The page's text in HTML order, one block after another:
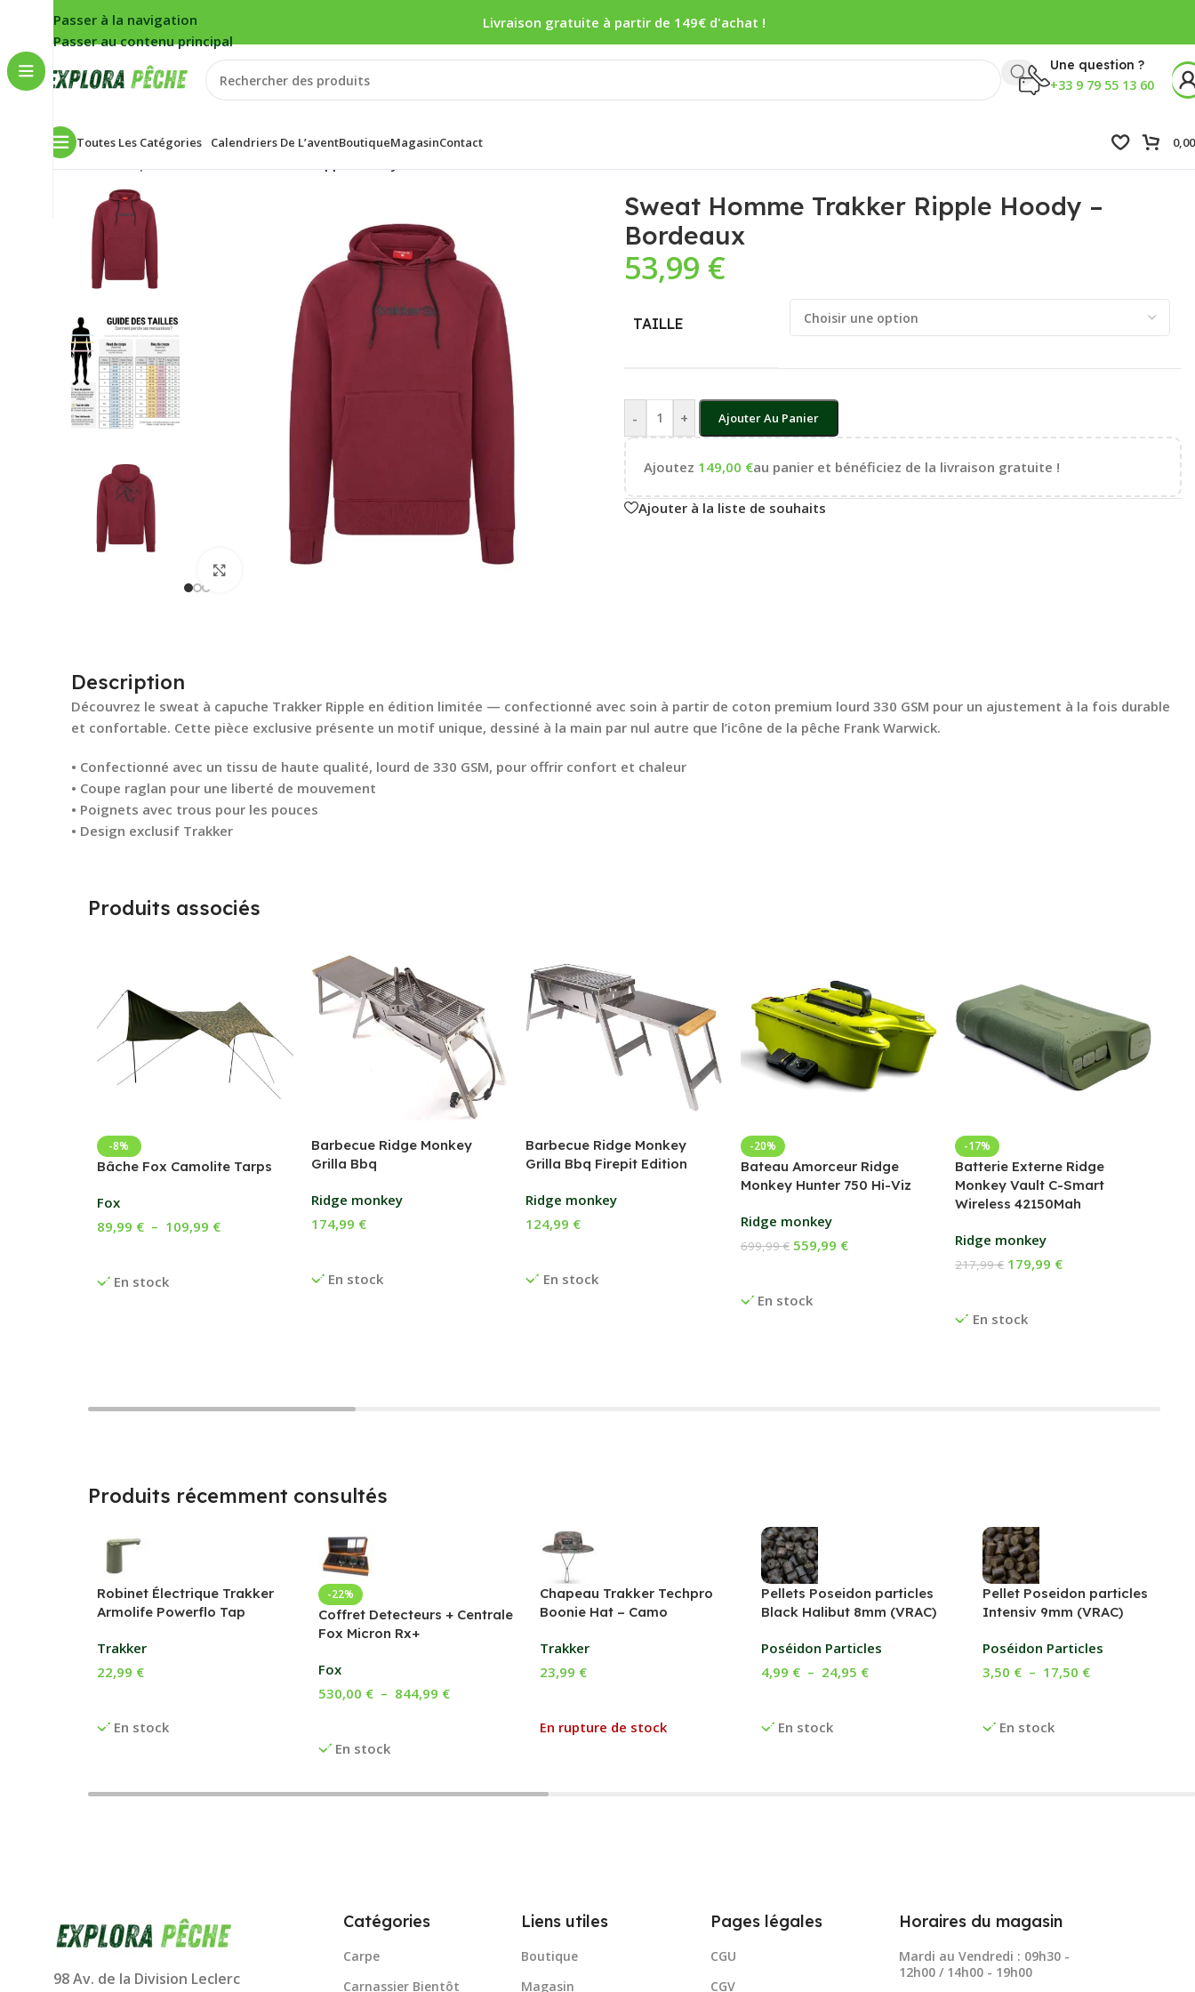
Passer à la navigation
Passer au contenu principal
Livraison gratuite à partir de 149€ d'achat !
Une question ?
+33 9 79 55 13 60
Toutes Les Catégories Calendriers De L’aventBoutiqueMagasinContact
Accueil
Cliquez pour agrandir
Sweat Homme Trakker Ripple Hoody –
Bordeaux
53,99 €
TAILLE
- + Ajouter Au Panier
Ajoutez 149,00 €au panier et bénéficiez de la livraison gratuite !
Ajouter à la liste de souhaits
Description
Découvrez le sweat à capuche Trakker Ripple en édition limitée — confectionné avec soin à partir de coton premium lourd 330 GSM pour un ajustement à la fois durable
et confortable. Cette pièce exclusive présente un motif unique, dessiné à la main par nul autre que l’icône de la pêche Frank Warwick.
• Confectionné avec un tissu de haute qualité, lourd de 330 GSM, pour offrir confort et chaleur
• Coupe raglan pour une liberté de mouvement
• Poignets avec trous pour les pouces
• Design exclusif Trakker
Produits associés
-8%
Bâche Fox Camolite Tarps
Fox
En stock
89,99 € – 109,99 €
Barbecue Ridge Monkey
Grilla Bbq
Ridge monkey
En stock
174,99 €
Barbecue Ridge Monkey
Grilla Bbq Firepit Edition
Ridge monkey
En stock
124,99 €
-20%
Bateau Amorceur Ridge
Monkey Hunter 750 Hi-Viz
Ridge monkey
En stock
699,99€ 559,99 €
-17%
Batterie Externe Ridge
Monkey Vault C-Smart
Wireless 42150Mah
Ridge monkey
En stock
217,99€ 179,99 €
Produits récemment consultés
Robinet Électrique Trakker
Armolife Powerflo Tap
Trakker
En stock
22,99 €
-22%
Coffret Detecteurs + Centrale
Fox Micron Rx+
Fox
En stock
530,00 € – 844,99 €
Chapeau Trakker Techpro
Boonie Hat – Camo
Trakker
En rupture de stock
23,99 €
Pellets Poseidon particles
Black Halibut 8mm (VRAC)
Poséidon Particles
En stock
4,99 € – 24,95 €
Pellet Poseidon particles
Intensiv 9mm (VRAC)
Poséidon Particles
En stock
3,50 € – 17,50 €
98 Av. de la Division Leclerc
Catégories
Carpe
Carnassier Bientôt
Liens utiles
Boutique
Magasin
Pages légales
CGU
CGV
Horaires du magasin
Mardi au Vendredi : 09h30 -
12h00 / 14h00 - 19h00